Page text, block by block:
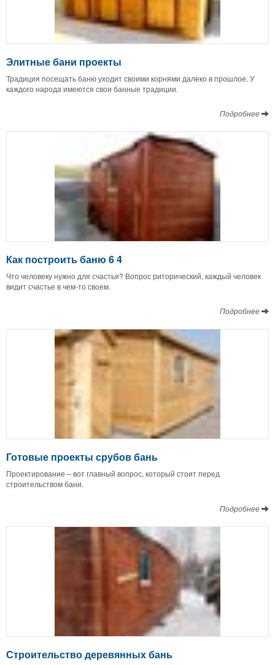
Элитные бани проекты
Традиция посещать баню уходит своими корнями далеко в прошлое. У
каждого народа имеются свои банные традиции.
Подробнее
Как построить баню 6 4
Что человеку нужно для счастья? Вопрос риторический, каждый человек
видит счастье в чем-то своем.
Подробнее
Готовые проекты срубов бань
Проектирование – вот главный вопрос, который стоит перед
строительством бани.
Подробнее
Строительство деревянных бань